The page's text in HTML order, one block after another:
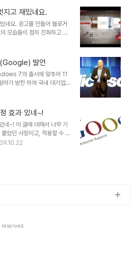
식의 창조는 아니더라도 흐
판단을 한다는 건 중요 것이
용어가 보편화 된지 그리 오
가 처음 사용된 시점을 전후
웹3.0이라 정의하는 것이
고 재밌네요.
네요. 광고를 만들어 블로거
모습들이 점차 진화하고 있
도들을 접하게 되는 요즘입니
도 쌍방향 소통을 재밌게 구
많이 생소하고 또 그만큼 어
보는 정도였습니다만, 댓글
즐거우니... 대략 조금만 익숙
적지 않은 반향을 불러 일
발언
7의 출시에 맞추어 11
가 방한 하여 국내 대기업
었는데, 이자리에서 "구글
비가 안되어있다."라는 답을
Steven Anthony Ballmer
이 높은 제품을 대량으로, 저
보다 혁신적이고 개방적이
이뤄질 수 있도록 한다."라고
효과 있네~!
~! 이 글에 대해서 너무 기
랐던 사항이고, 적용할 수 있
. 블로그를 하면서 광고를 개
분 나쁜 일은 아마도 아닐